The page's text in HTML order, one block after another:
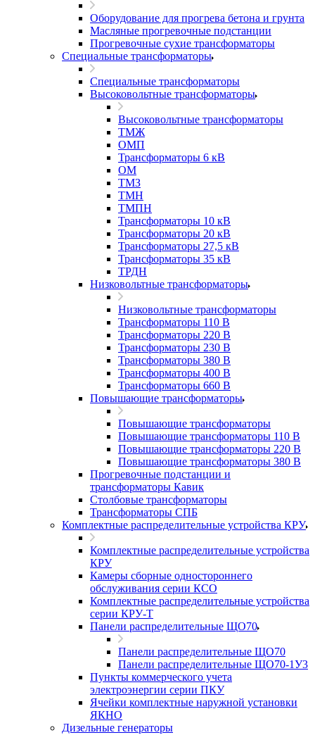
Оборудование для прогрева бетона и грунта
Масляные прогревочные подстанции
Прогревочные сухие трансформаторы
Специальные трансформаторы
Специальные трансформаторы
Высоковольтные трансформаторы
Высоковольтные трансформаторы
ТМЖ
ОМП
Трансформаторы 6 кВ
ОМ
ТМЗ
ТМН
ТМПН
Трансформаторы 10 кВ
Трансформаторы 20 кВ
Трансформаторы 27,5 кВ
Трансформаторы 35 кВ
ТРДН
Низковольтные трансформаторы
Низковольтные трансформаторы
Трансформаторы 110 В
Трансформаторы 220 В
Трансформаторы 230 В
Трансформаторы 380 В
Трансформаторы 400 В
Трансформаторы 660 В
Повышающие трансформаторы
Повышающие трансформаторы
Повышающие трансформаторы 110 В
Повышающие трансформаторы 220 В
Повышающие трансформаторы 380 В
Прогревочные подстанции и
трансформаторы Кавик
Столбовые трансформаторы
Трансформаторы СПБ
Комплектные распределительные устройства КРУ
Комплектные распределительные устройства
КРУ
Камеры сборные одностороннего
обслуживания серии КСО
Комплектные распределительные устройства
серии КРУ-Т
Панели распределительные ЩО70
Панели распределительные ЩО70
Панели распределительные ЩО70-1У3
Пункты коммерческого учета
электроэнергии серии ПКУ
Ячейки комплектные наружной установки
ЯКНО
Дизельные генераторы